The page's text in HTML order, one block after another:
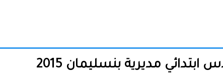
مديرية بنسليمان 2015